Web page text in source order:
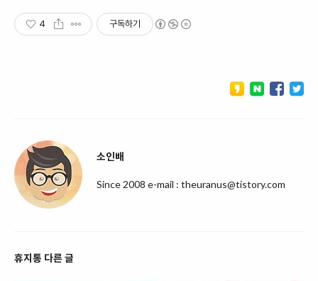
4 구독하기
소인배
Since 2008 e-mail : theuranus@tistory.com
휴지통 다른 글